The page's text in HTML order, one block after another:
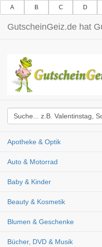
A B C D
GutscheinGeiz.de hat
Apotheke & Optik
Auto & Motorrad
Baby & Kinder
Beauty & Kosmetik
Blumen & Geschenke
Bücher, DVD & Musik